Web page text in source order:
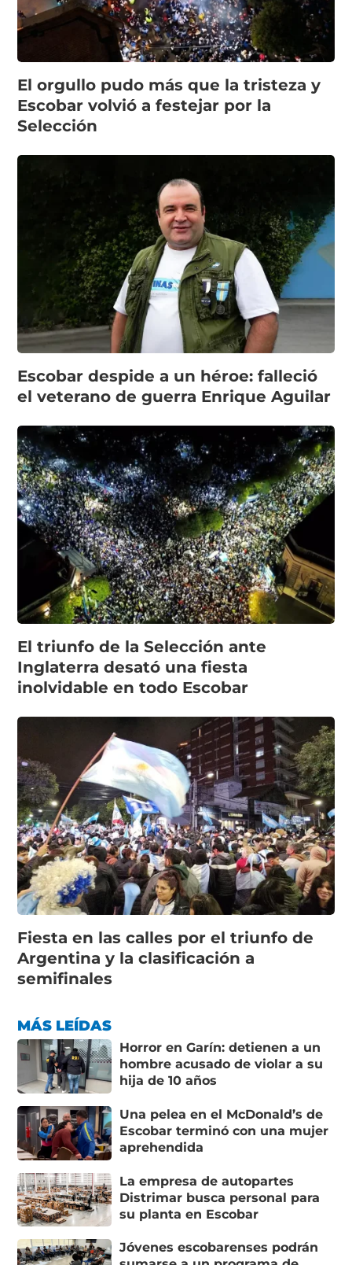
El orgullo pudo más que la tristeza y
Escobar volvió a festejar por la
Selección
Escobar despide a un héroe: falleció
el veterano de guerra Enrique Aguilar
El triunfo de la Selección ante
Inglaterra desató una fiesta
inolvidable en todo Escobar
Fiesta en las calles por el triunfo de
Argentina y la clasificación a
semifinales
MÁS LEÍDAS
Horror en Garín: detienen a un
hombre acusado de violar a su
hija de 10 años
Una pelea en el McDonald’s de
Escobar terminó con una mujer
aprehendida
La empresa de autopartes
Distrimar busca personal para
su planta en Escobar
Jóvenes escobarenses podrán